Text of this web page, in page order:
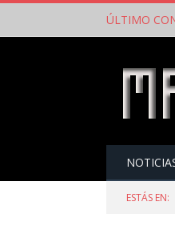
ÚLTIMO
ESTÁS EN: